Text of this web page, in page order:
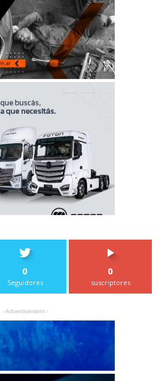
0
Seguidores
0
suscriptores
- Advertisement -